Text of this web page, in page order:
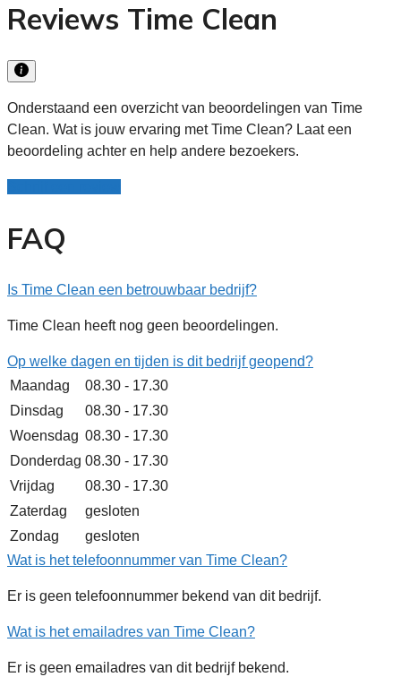
Reviews Time Clean
Onderstaand een overzicht van beoordelingen van Time
Clean. Wat is jouw ervaring met Time Clean? Laat een
beoordeling achter en help andere bezoekers.
FAQ
Is Time Clean een betrouwbaar bedrijf?
Time Clean heeft nog geen beoordelingen.
Op welke dagen en tijden is dit bedrijf geopend?
Maandag
08.30 - 17.30
Dinsdag
08.30 - 17.30
Woensdag 08.30 - 17.30
Donderdag 08.30 - 17.30
Vrijdag
08.30 - 17.30
Zaterdag
gesloten
Zondag
gesloten
Wat is het telefoonnummer van Time Clean?
Er is geen telefoonnummer bekend van dit bedrijf.
Wat is het emailadres van Time Clean?
Er is geen emailadres van dit bedrijf bekend.